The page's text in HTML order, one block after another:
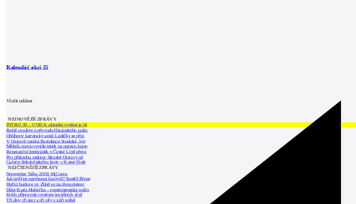
Kalendář akcí 15
Vložit událost
NEJNOVĚJŠÍ ZPRÁVY
INTRO 30 – VODA: aktuální vydání je již
Babiš uvažuje o převodu Hrzánského palác
Oblíbený karvinský areál Lodičky se přip
V Ostravě vzniká Rezidence Stodolní, byt
Mělník znovu vypíše tendr na opravu koup
Renesanční letohrádek v České Lípě převz
Pro přístavbu radnice Slezské Ostravy už
Galerie Středočeského kraje v Kutné Hoře
NEJČTENĚJŠÍ ZPRÁVY
November Talks 2018: M.Corea
Jak nejlépe navrhnout kuchyň? Soutěž Blum
Hořící budova ve Zlíně se na dvou místec
Dům Karla Hubáčka – experimentální rodin
Kolín připravuje centrum sociálních služ
Tři dny, tři noci a tři vily v záři světel